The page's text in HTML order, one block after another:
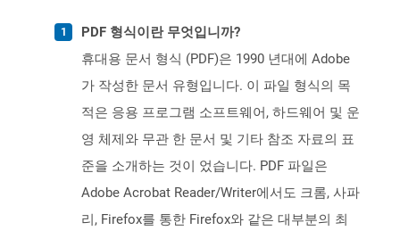
PDF 형식이란 무엇입니까?
휴대용 문서 형식 (PDF)은 1990 년대에 Adobe
가 작성한 문서 유형입니다. 이 파일 형식의 목
적은 응용 프로그램 소프트웨어, 하드웨어 및 운
영 체제와 무관 한 문서 및 기타 참조 자료의 표
준을 소개하는 것이 었습니다. PDF 파일은
Adobe Acrobat Reader/Writer에서도 크롬, 사파
리, Firefox를 통한 Firefox와 같은 대부분의 최